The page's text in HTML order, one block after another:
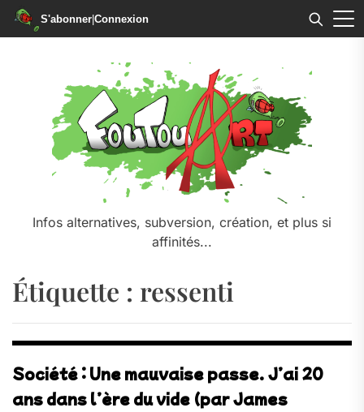
S'abonner|Connexion
Infos alternatives, subversion, création, et plus si
affinités...
Étiquette : ressenti
Société : Une mauvaise passe. J’ai 20
ans dans l’ère du vide (par James